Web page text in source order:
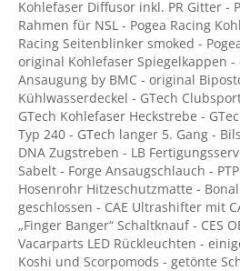
Kohlefaser Diffusor inkl. PR Gitter -
Rahmen für NSL - Pogea Racing
Racing Seitenblinker smoked -
original Kohlefaser Spiegelkappen
Ansaugung by BMC - original
Kühlwasserdeckel - GTech
GTech Kohlefaser Heckstrebe -
Typ 240 - GTech langer 5. Gang -
DNA Zugstreben - LB
Sabelt - Forge Ansaugschlauch -
Hosenrohr Hitzeschutzmatte -
geschlossen - CAE Ultrashifter mit
„Finger Banger“ Schaltknauf - CES
Vacarparts LED Rückleuchten -
Koshi und Scorpomods - getönte